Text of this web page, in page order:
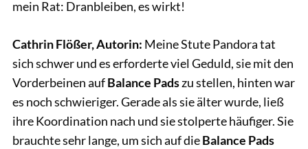
mein Rat: Dranbleiben, es wirkt!
Cathrin Flößer, Autorin: Meine Stute Pandora tat
sich schwer und es erforderte viel Geduld, sie mit den
Vorderbeinen aufBalance Padszu stellen, hinten war
es noch schwieriger. Gerade als sie älter wurde, ließ
ihre Koordination nach und sie stolperte häufiger. Sie
brauchte sehr lange, um sich auf dieBalance Pads